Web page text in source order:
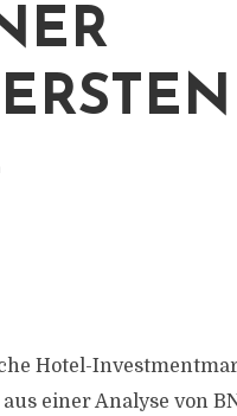
Hotel-
einer Analyse von